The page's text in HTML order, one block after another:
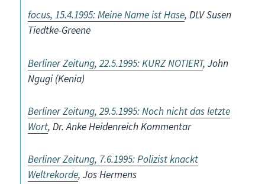
focus, 15.4.1995: Meine Name ist Hase, DLV Susen
Tiedtke-Greene
Berliner Zeitung, 22.5.1995: KURZ NOTIERT, John
Ngugi (Kenia)
Berliner Zeitung, 29.5.1995: Noch nicht das letzte
Wort, Dr. Anke Heidenreich Kommentar
Berliner Zeitung, 7.6.1995: Polizist knackt
Weltrekorde, Jos Hermens